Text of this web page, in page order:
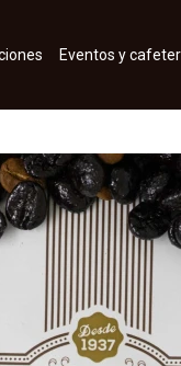
Eventos y